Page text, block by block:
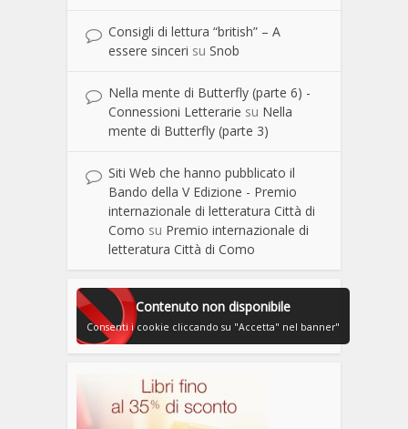
Consigli di lettura “british” – A
essere sinceri su Snob
Nella mente di Butterfly (parte 6) -
Connessioni Letterarie su Nella
mente di Butterfly (parte 3)
Siti Web che hanno pubblicato il
Bando della V Edizione - Premio
internazionale di letteratura Città di
Como su Premio internazionale di
letteratura Città di Como
Contenuto non disponibile
Consenti i cookie cliccando su "Accetta" nel banner"